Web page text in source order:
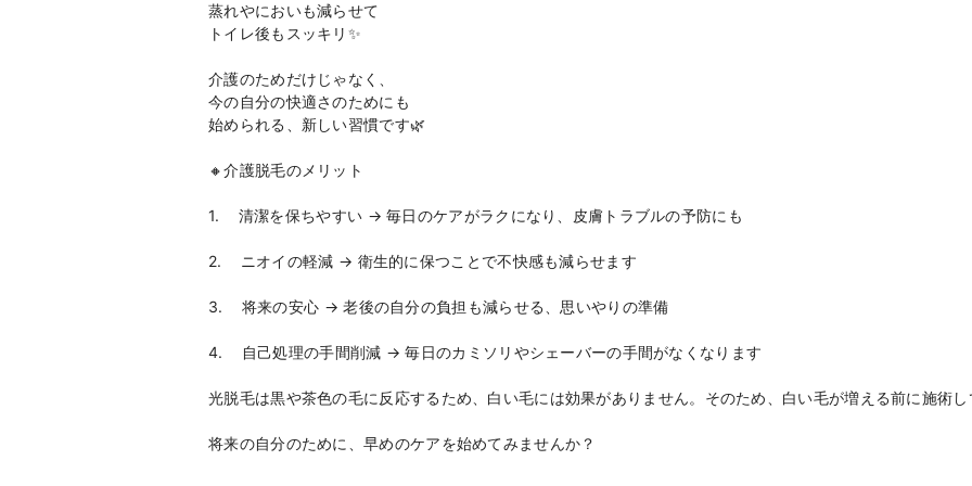
蒸れやにおいも減らせて
トイレ後もスッキリ✨
介護のためだけじゃなく、
今の自分の快適さのためにも
始められる、新しい習慣です🌿
🔸介護脱毛のメリット
1. 清潔を保ちやすい → 毎日のケアがラクになり、皮膚トラブルの予防にも
2. ニオイの軽減 → 衛生的に保つことで不快感も減らせます
3. 将来の安心 → 老後の自分の負担も減らせる、思いやりの準備
4. 自己処理の手間削減 → 毎日のカミソリやシェーバーの手間がなくなります
光脱毛は黒や茶色の毛に反応するため、白い毛には効果がありません。そのため、白い毛が増える前に施術し
将来の自分のために、早めのケアを始めてみませんか？